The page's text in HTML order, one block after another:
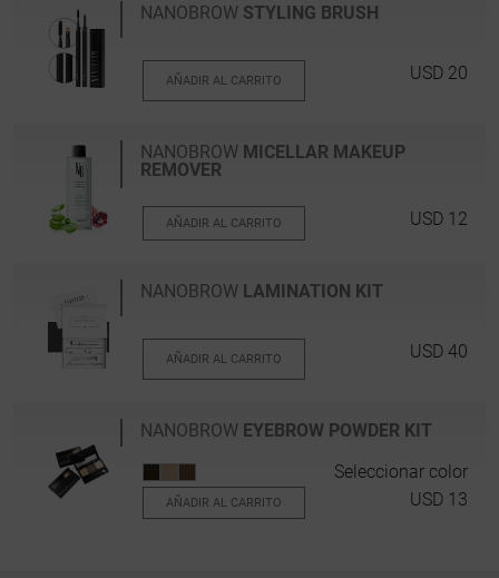
NANOBROW STYLING BRUSH
AÑADIR AL CARRITO USD 20
NANOBROW MICELLAR MAKEUP
REMOVER
AÑADIR AL CARRITO USD 12
NANOBROW LAMINATION KIT
AÑADIR AL CARRITO USD 40
NANOBROW EYEBROW POWDER KIT
Seleccionar color
AÑADIR AL CARRITO USD 13